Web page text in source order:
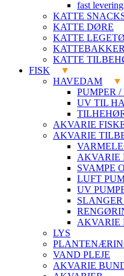
fast
KATTE
KATTE DØRE
KATTE
KATTE
FISK
HAVEDAM
PUMPER
UV TIL
AKVARIE
AKVARIE
AKVARIE
SVAMPE
LUFT
UV
AKVARIE
LYS
VAND PLEJE
AKVARIE